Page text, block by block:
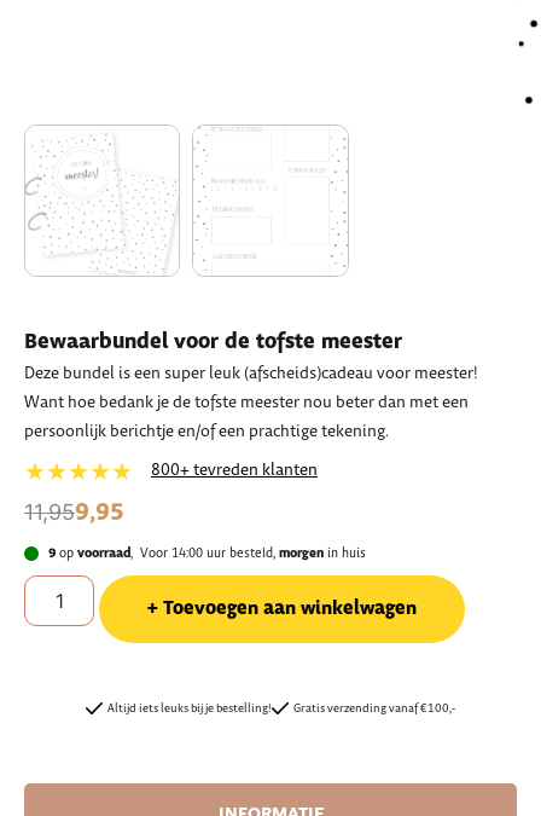
Bewaarbundel voor de tofste meester
Deze bundel is een super leuk (afscheids)cadeau voor meester!
Want hoe bedank je de tofste meester nou beter dan met een
persoonlijk berichtje en/of een prachtige tekening.
★★★★★ 800+ tevreden klanten
11,959,95
9 op voorraad, Voor 14:00 uur besteld, morgen in huis
Toevoegen aan winkelwagen
Altijd iets leuks bij je bestelling! Gratis verzending vanaf €100,-